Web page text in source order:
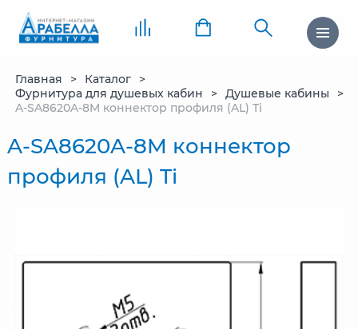
Главная
Каталог
Фурнитура для душевых кабин
Душевые кабины
A-SA8620A-8M коннектор профиля (AL) Ti
A-SA8620A-8M коннектор
профиля (AL) Ti